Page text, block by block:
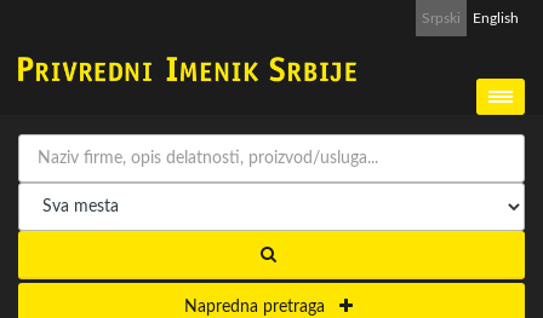
Srpski English
Napredna pretraga